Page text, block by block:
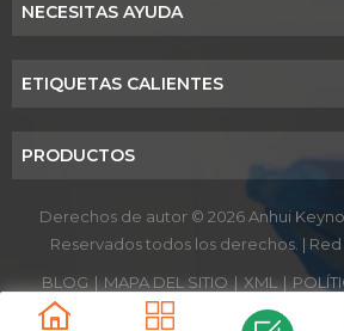
NECESITAS AYUDA
ETIQUETAS CALIENTES
PRODUCTOS
Derechos de autor © 2026 Anhui
Reservados todos los derechos. |
BLOG | MAPA DEL SITIO | XML |